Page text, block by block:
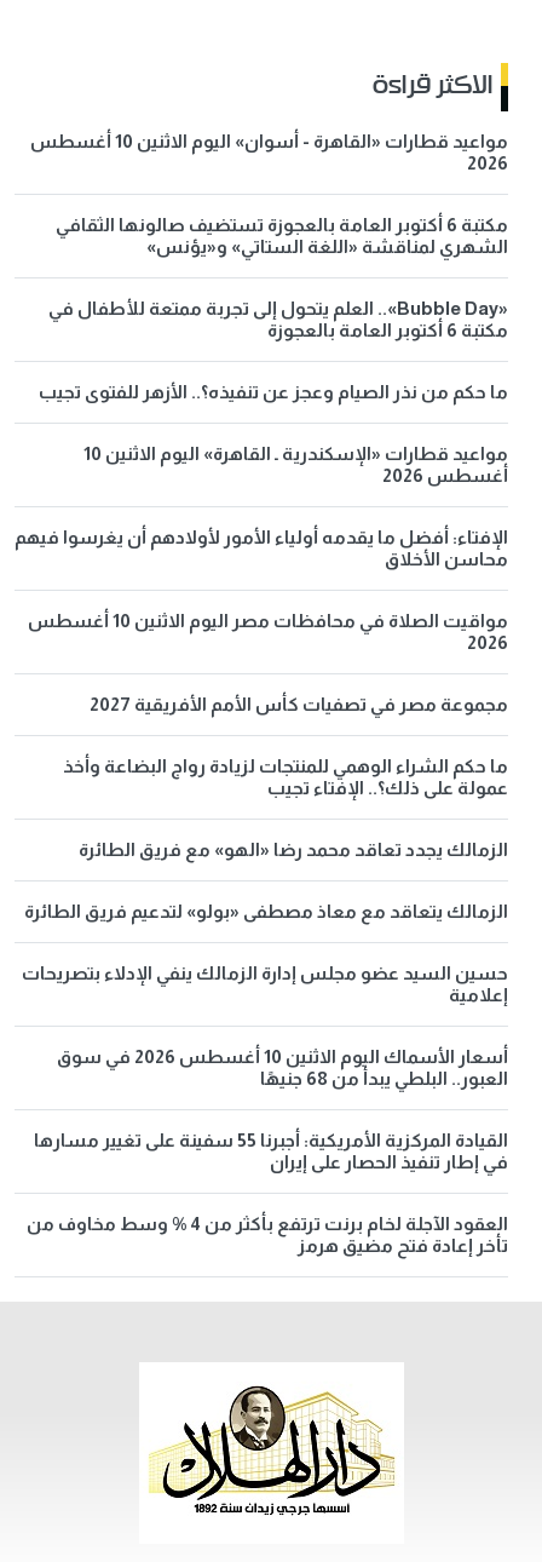
الاكثر قراءة
مواعيد قطارات «القاهرة - أسوان» اليوم الاثنين 10 أغسطس
2026
مكتبة 6 أكتوبر العامة بالعجوزة تستضيف صالونها الثقافي
الشهري لمناقشة «اللغة الستاتي» و«يؤنس»
«Bubble Day».. العلم يتحول إلى تجربة ممتعة للأطفال في
مكتبة 6 أكتوبر العامة بالعجوزة
ما حكم من نذر الصيام وعجز عن تنفيذه؟.. الأزهر للفتوى تجيب
مواعيد قطارات «الإسكندرية ـ القاهرة» اليوم الاثنين 10
أغسطس 2026
الإفتاء: أفضل ما يقدمه أولياء الأمور لأولادهم أن يغرسوا فيهم
محاسن الأخلاق
مواقيت الصلاة في محافظات مصر اليوم الاثنين 10 أغسطس
2026
مجموعة مصر في تصفيات كأس الأمم الأفريقية 2027
ما حكم الشراء الوهمي للمنتجات لزيادة رواج البضاعة وأخذ
عمولة على ذلك؟.. الإفتاء تجيب
الزمالك يجدد تعاقد محمد رضا «الهو» مع فريق الطائرة
الزمالك يتعاقد مع معاذ مصطفى «بولو» لتدعيم فريق الطائرة
حسين السيد عضو مجلس إدارة الزمالك ينفي الإدلاء بتصريحات
إعلامية
أسعار الأسماك اليوم الاثنين 10 أغسطس 2026 في سوق
العبور.. البلطي يبدأ من 68 جنيهًا
القيادة المركزية الأمريكية: أجبرنا 55 سفينة على تغيير مسارها
في إطار تنفيذ الحصار على إيران
العقود الآجلة لخام برنت ترتفع بأكثر من 4 % وسط مخاوف من
تأخر إعادة فتح مضيق هرمز